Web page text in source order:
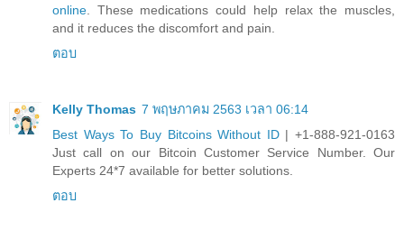
online . These medications could help relax the muscles,
and it reduces the discomfort and pain.
ตอบ
Kelly Thomas 7 พฤษภาคม 2563 เวลา 06:14
Best Ways To Buy Bitcoins Without ID| +1-888-921-0163
Just call on our Bitcoin Customer Service Number. Our
Experts 24*7 available for better solutions.
ตอบ